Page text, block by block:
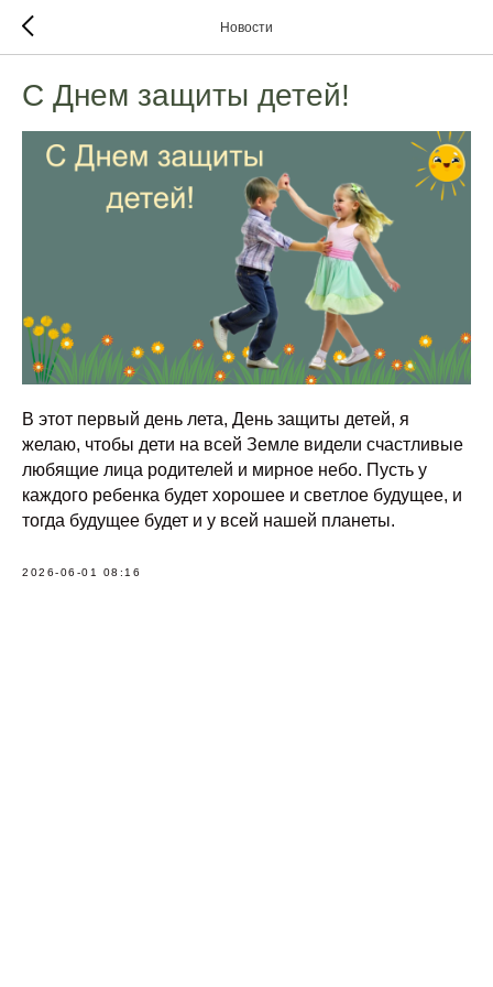
Новости
С Днем защиты детей!
В этот первый день лета, День защиты детей, я
желаю, чтобы дети на всей Земле видели счастливые
любящие лица родителей и мирное небо. Пусть у
каждого ребенка будет хорошее и светлое будущее, и
тогда будущее будет и у всей нашей планеты.
2026-06-01 08:16